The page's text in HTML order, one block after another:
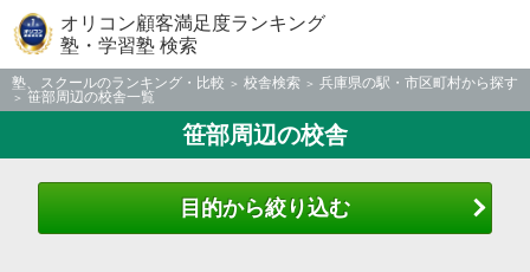
オリコン顧客満足度ランキング
塾・学習塾 検索
塾、スクールのランキング・比較 校舎検索
兵庫県の駅・市区町村から探す
笹部周辺の校舎一覧
笹部周辺の校舎
目的から絞り込む